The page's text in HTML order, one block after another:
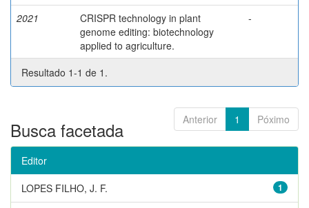
2021
CRISPR technology in plant
genome editing: biotechnology
applied to agriculture.
-
Resultado 1-1 de 1.
Anterior 1 Póximo
Busca facetada
Editor
1
LOPES FILHO, J. F.